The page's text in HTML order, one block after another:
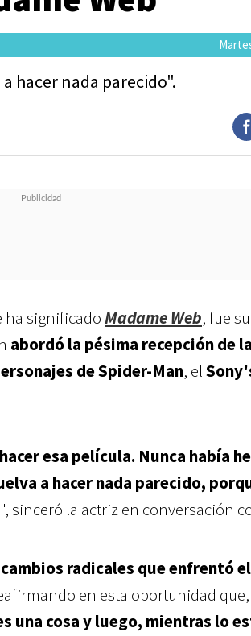
hacer nada parecido".
ha significadoMadame Web, fue
abordó la pésima recepción de
de Spider-Man, el
esa película. Nunca había
a hacer nada parecido,
", sinceró la actriz en conversación
radicales que enfrentó
en esta oportunidad
una cosa y luego, mientras lo